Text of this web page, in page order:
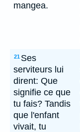
mangea.
21 Ses
serviteurs lui
dirent: Que
signifie ce que
tu fais? Tandis
que l'enfant
vivait, tu